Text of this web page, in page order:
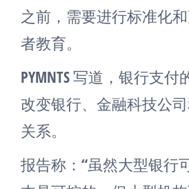
之前，需要进行标准化
者教育。
PYMNTS 写道，银行支
改变银行、金融科技公
关系。
报告称：“虽然大型银行